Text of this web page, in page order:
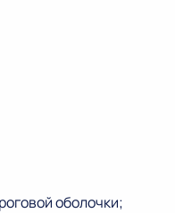
оболочки;